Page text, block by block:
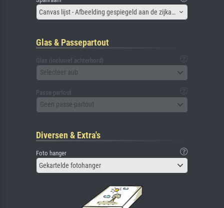
Canvas lijst - Afbeelding gespiegeld aan de zijkant
Glas & Passepartout
Glas (inclusief achterbord)
Selecteer aub
Passe-partout
Geen passe-partout
Diversen & Extra's
Foto hanger
Gekartelde fotohanger